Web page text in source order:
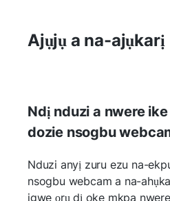
Ajụjụ a na-ajụkarị
Ndị nduzi a nwere
dozie nsogbu
Nduzi anyị zuru ezu na-
nsogbu webcam a na-
igwe ọrụ dị oke mkpa